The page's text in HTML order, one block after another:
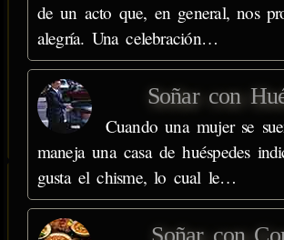
de un acto que, en general, nos
alegría. Una celebración…
Soñar con
Cuando una mujer se
maneja una casa de huéspedes
gusta el chisme, lo cual le…